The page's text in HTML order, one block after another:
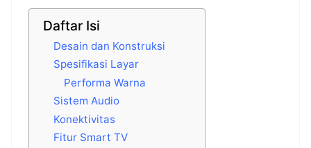
Daftar Isi
Desain dan Konstruksi
Spesifikasi Layar
Performa Warna
Sistem Audio
Konektivitas
Fitur Smart TV